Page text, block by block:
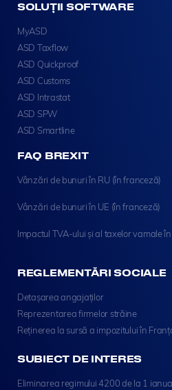
SOLUȚII SOFTWARE
MyASD
ASD Taxflow
ASD Quickproof
ASD Customs
ASD Intrastat
ASD SPW
ASD Smartline
FAQ BREXIT
Vânzări de bunuri în RU (în franceză)
Vânzări de bunuri în UE (în franceză)
Impactul TVA-ului și al taxelor vamale
REGLEMENTĂRI SOCIALE
Detașarea angajaților
Reprezentarea firmelor străine
Reținerea la sursă a impozitului în
SUBIECT DE INTERES
Eliminarea regimului 4200 de la 1